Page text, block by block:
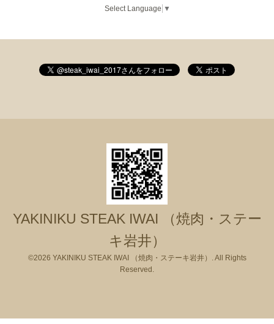
Select Language ▼
YAKINIKU STEAK IWAI （焼肉・ステー
キ岩井）
©2026 YAKINIKU STEAK IWAI （焼肉・ステーキ岩井）
. All Rights
Reserved.